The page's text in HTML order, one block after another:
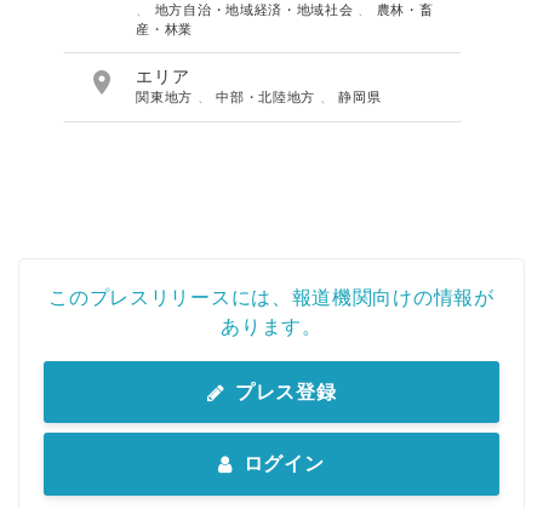
地方自治・地域経済・地域社会
農林・畜
産・林業
 エリア
関東地方 、中部・北陸地方 、静岡県
このプレスリリースには、報道機関向けの情報が
あります。
プレス登録
ログイン